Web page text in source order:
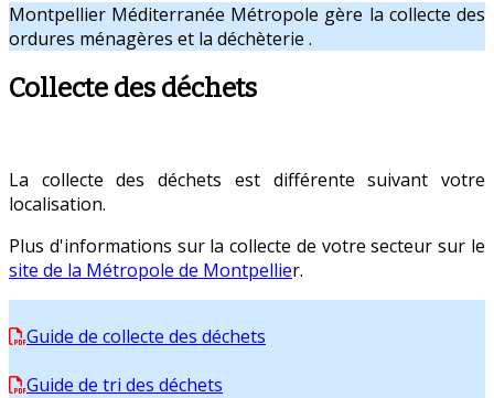
Montpellier Méditerranée Métropole gère la collecte des
ordures ménagères et la déchèterie .
Collecte des déchets
La collecte des déchets est différente suivant votre
localisation.
Plus d'informations sur la collecte de votre secteur sur le
site de la Métropole de Montpellier.
Guide de collecte des déchets
Guide de tri des déchets